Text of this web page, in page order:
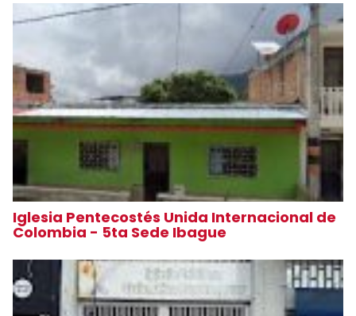
Iglesia Pentecostés Unida Internacional de
Colombia - 5ta Sede Ibague